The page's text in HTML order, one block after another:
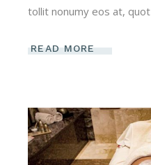
tollit nonumy eos at,
READ MORE